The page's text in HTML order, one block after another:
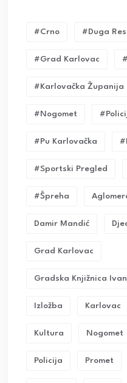
#crno #duga
#grad Karlovac
#karlovačka Županija
#nogomet
#pu Karlovačka
#sportski Pregled
#Špreha
Damir Mandić
Grad Karlovac
Gradska Knjižnica
Izložba Karlovac
Kultura Nogomet
Policija Promet